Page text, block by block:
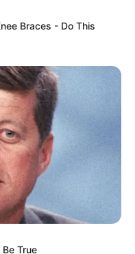
Who Became
Braces - Do This
True